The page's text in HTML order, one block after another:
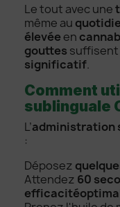
Le tout avec une
même au
élevée en
gouttes
significatif.
Comment
sublinguale
L’administration
:
Déposez
Attendez 60
efficacité